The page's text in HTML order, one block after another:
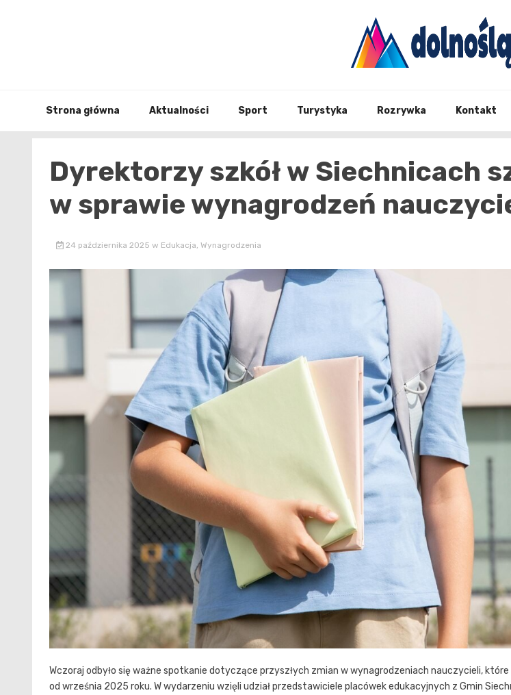
Strona główna Aktualności Sport Turystyka Rozrywka Kontakt
Dyrektorzy szkół w Siechnicach
w sprawie wynagrodzeń
24 października 2025 w Edukacja, Wynagrodzenia
Wczoraj odbyło się ważne spotkanie dotyczące przyszłych zmian w wynagrodzeniach nauczycieli,
od września 2025 roku. W wydarzeniu wzięli udział przedstawiciele placówek edukacyjnych z Gmin